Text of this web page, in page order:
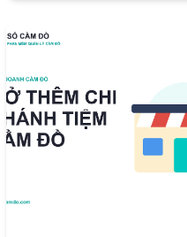
nhiều người tìm đến. Bài viết
phân tích xu hướng này và